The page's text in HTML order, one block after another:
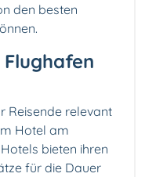
den besten
Reisende relevant
Hotel am
bieten ihren
für die Dauer